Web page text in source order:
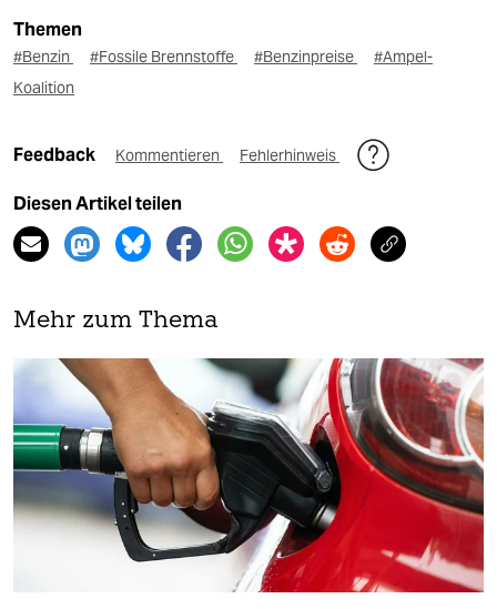
Themen
#Benzin #Fossile Brennstoffe #Benzinpreise
#Ampel-
Koalition
Feedback Kommentieren Fehlerhinweis
Diesen Artikel teilen
Mehr zum Thema